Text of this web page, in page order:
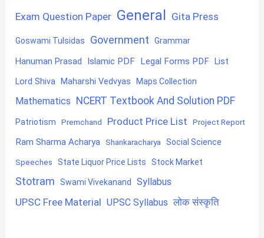
Exam Question Paper General Gita Press
Goswami Tulsidas Government Grammar
Hanuman Prasad Islamic PDF Legal Forms PDF List
Lord Shiva Maharshi Vedvyas Maps Collection
Mathematics NCERT Textbook And Solution PDF
Patriotism Premchand Product Price List Project Report
Ram Sharma Acharya Shankaracharya Social Science
Speeches State Liquor Price Lists Stock Market
Stotram Swami Vivekanand Syllabus
UPSC Free Material UPSC Syllabus लोक संस्कृति